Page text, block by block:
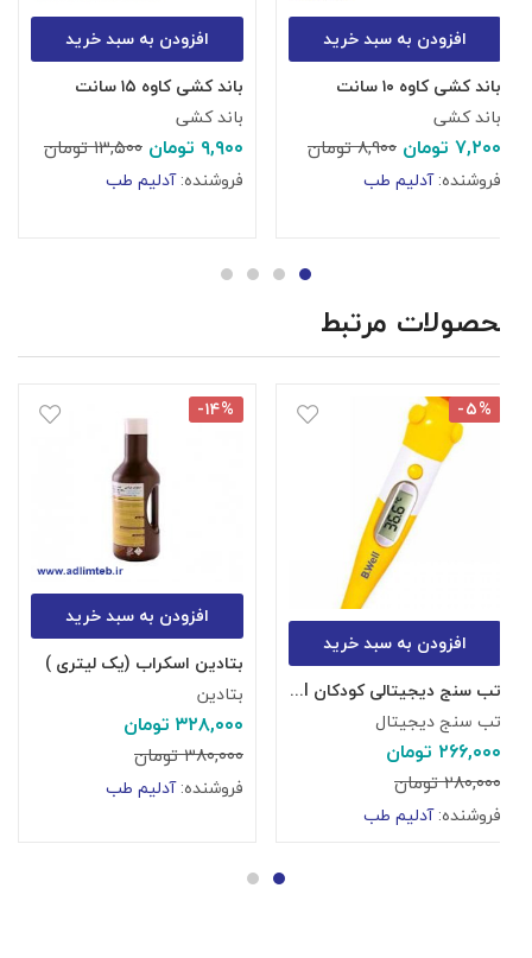
افزودن به سبد خرید
باند کشی کاوه ۱۰ سانت
باند کشی
۷,۲۰۰تومان۸,۹۰۰تومان
فروشنده:آدلیم طب
افزودن به سبد خرید
باند کشی کاوه ۱۵ سانت
باند کشی
۹,۹۰۰تومان۱۳,۵۰۰تومان
فروشنده:آدلیم طب
محصولات مرتبط
افزودن به سبد خرید
-۵%
تب سنج دیجیتالی کودکان Bwell
تب سنج دیجیتال
۲۶۶,۰۰۰ تومان
۲۸۰,۰۰۰تومان
فروشنده:آدلیم طب
افزودن به سبد خرید
-۱۴%
بتادین اسکراب (یک لیتری )
بتادین
۳۲۸,۰۰۰تومان
۳۸۰,۰۰۰تومان
فروشنده:آدلیم طب